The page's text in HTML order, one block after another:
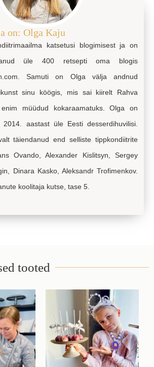
on: Olga Kaju
katsetusi blogimisest ja on
üle 400 retsepti oma blogis
Samuti on Olga välja andnud
sinu köögis, mis sai kiirelt Rahva
müüdud kokaraamatuks. Olga on
2014. aastast üle Eesti desserdihuvilisi.
täiendanud end selliste tippkondiitrite
Ovando, Alexander Kislitsyn, Sergey
Dinara Kasko, Aleksandr Trofimenkov.
koolitaja kutse, tase 5.
tooted